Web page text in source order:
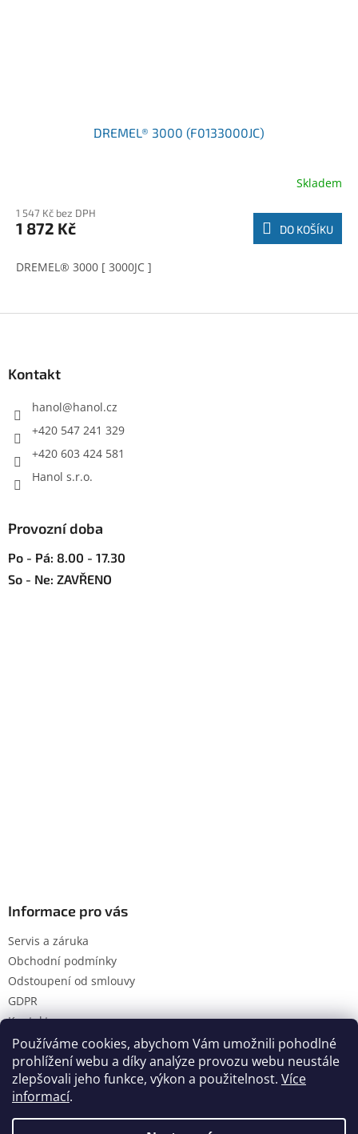
Používáme cookies, abychom Vám umožnili pohodlné
prohlížení webu a díky analýze provozu webu neustále
zlepšovali jeho funkce, výkon a použitelnost. Více
informací.
DREMEL® 3000 (F0133000JC)
Skladem
1 547 Kč bez DPH
1 872 Kč DO KOŠÍKU
DREMEL® 3000 [ 3000JC ]
Kontakt
hanol@hanol.cz
+420 547 241 329
+420 603 424 581
Hanol s.r.o.
Provozní doba
Po - Pá: 8.00 - 17.30
So - Ne: ZAVŘENO
Informace pro vás
Servis a záruka
Obchodní podmínky
Odstoupení od smlouvy
GDPR
Kontakty
Vytvořil Shoptet